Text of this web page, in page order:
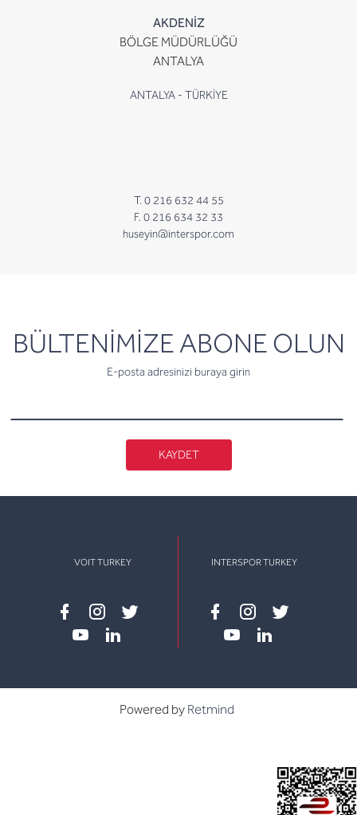
AKDENİZ
BÖLGE MÜDÜRLÜĞÜ
ANTALYA
ANTALYA - TÜRKİYE
T. 0 216 632 44 55
F. 0 216 634 32 33
huseyin@interspor.com
BÜLTENİMİZE ABONE OLUN
E-posta adresinizi buraya girin
newsletter
KAYDET
VOIT TURKEY
Facebook
instagram
twitter
INTERSPOR TURKEY
Facebook
instagram
twitter
Powered by Retmind